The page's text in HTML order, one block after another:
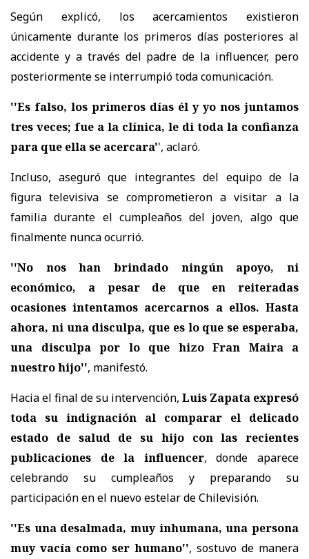
Según explicó, los acercamientos existieron
únicamente durante los primeros días posteriores al
accidente y a través del padre de la influencer, pero
posteriormente se interrumpió toda comunicación.
''Es falso, los primeros días él y yo nos juntamos
tres veces; fue a la clínica, le di toda la confianza
para que ella se acercara'', aclaró.
Incluso, aseguró que integrantes del equipo de la
figura televisiva se comprometieron a visitar a la
familia durante el cumpleaños del joven, algo que
finalmente nunca ocurrió.
''No nos han brindado ningún apoyo, ni
económico, a pesar de que en reiteradas
ocasiones intentamos acercarnos a ellos. Hasta
ahora, ni una disculpa, que es lo que se esperaba,
una disculpa por lo que hizo Fran Maira a
nuestro hijo'', manifestó.
Hacia el final de su intervención, Luis Zapata expresó
toda su indignación al comparar el delicado
estado de salud de su hijo con las recientes
publicaciones de la influencer, donde aparece
celebrando su cumpleaños y preparando su
participación en el nuevo estelar de Chilevisión.
''Es una desalmada, muy inhumana, una persona
muy vacía como ser humano'', sostuvo de manera